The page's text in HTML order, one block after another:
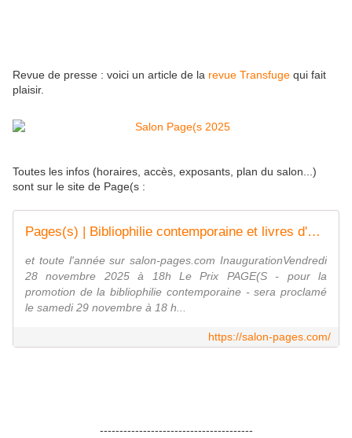
Revue de presse : voici un article de la revue Transfuge qui fait
plaisir.
Toutes les infos (horaires, accès, exposants, plan du salon...)
sont sur le site de Page(s :
Pages(s) | Bibliophilie contemporaine et livres d'artiste
et toute l'année sur salon-pages.com InaugurationVendredi
28 novembre 2025 à 18h Le Prix PAGE(S - pour la
promotion de la bibliophilie contemporaine - sera proclamé
le samedi 29 novembre à 18 h...
https://salon-pages.com/
---------------------------------------